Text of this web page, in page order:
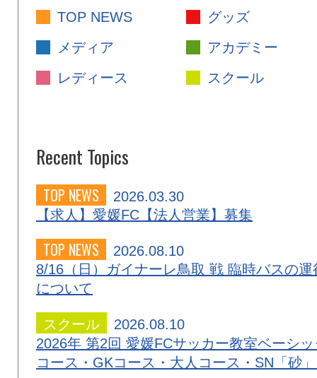
TOP NEWS
グッズ
メディア
アカデミー
レディース
スクール
Recent Topics
TOP NEWS
2026.03.30
【求人】愛媛FC【法人営業】募集
TOP NEWS
2026.08.10
8/16（日）ガイナーレ鳥取 戦 臨時バスの運
について
スクール
2026.08.10
2026年 第2回 愛媛FCサッカー教室ベーシッ
コース・GKコース・大人コース・SN「砂